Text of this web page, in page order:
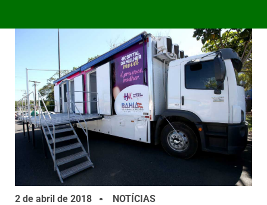
2 de abril de 2018
NOTÍCIAS